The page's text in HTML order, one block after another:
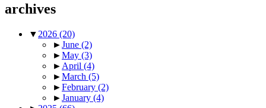
archives
▼ 2026 (20)
►June (2)
►May (3)
► April (4)
►March (5)
►February (2)
►January (4)